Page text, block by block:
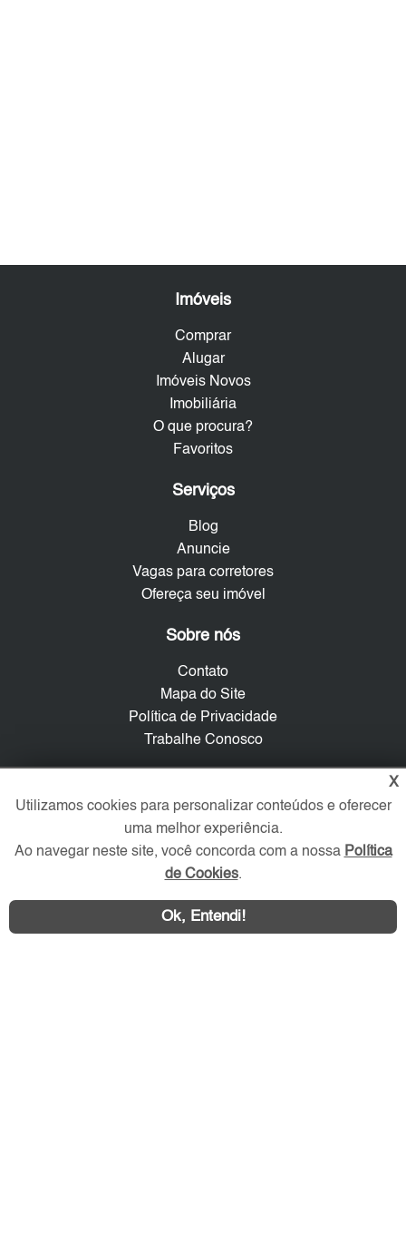
Imóveis
Comprar
Alugar
Imóveis Novos
Imobiliária
O que procura?
Favoritos
Serviços
Blog
Anuncie
Vagas para corretores
Ofereça seu imóvel
Sobre nós
Contato
Mapa do Site
Política de Privacidade
Trabalhe Conosco
Redes Sociais
X
Utilizamos cookies para personalizar conteúdos e oferecer
uma melhor experiência.
Ao navegar neste site, você concorda com a nossa Política
de Cookies.
Ok, Entendi!